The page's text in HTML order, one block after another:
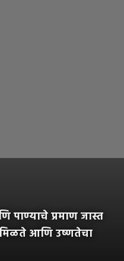
पाण्याचे प्रमाण जास्त
मिळते आणि उष्णतेचा